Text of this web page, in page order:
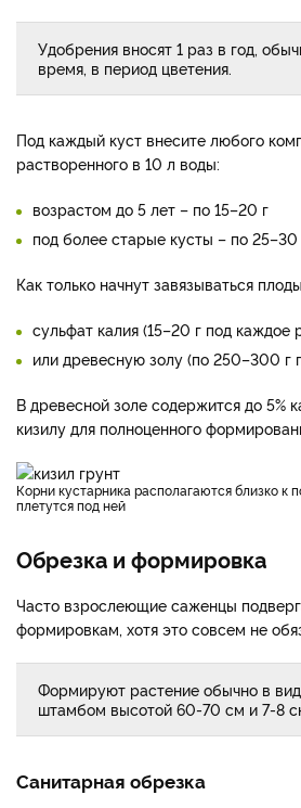
Удобрения вносят 1 раз в год,
время, в период цветения.
Под каждый куст внесите любого
растворенного в 10 л воды:
возрастом до 5 лет – по 15–20 г
под более старые кусты – по 25–30
Как только начнут завязываться
сульфат калия (15–20 г под каждое
или древесную золу (по 250–300 г
В древесной золе содержится до 5%
кизилу для полноценного
Корни кустарника располагаются близко к поверхности, буквально
плетутся под ней
Обрезка и формировка
Часто взрослеющие саженцы
формировкам, хотя это совсем не
Формируют растение обычно в
штамбом высотой 60-70 см и 7-8
Санитарная обрезка